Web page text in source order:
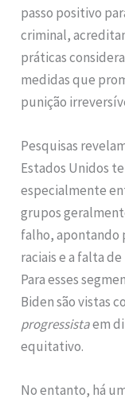
passo positivo
criminal,
práticas
medidas que
punição
Pesquisas
Estados Unidos
especialmente
grupos
falho, apontando
raciais e a falta de
Para esses
Biden são vistas
progressistaem
equitativo.
No entanto, há